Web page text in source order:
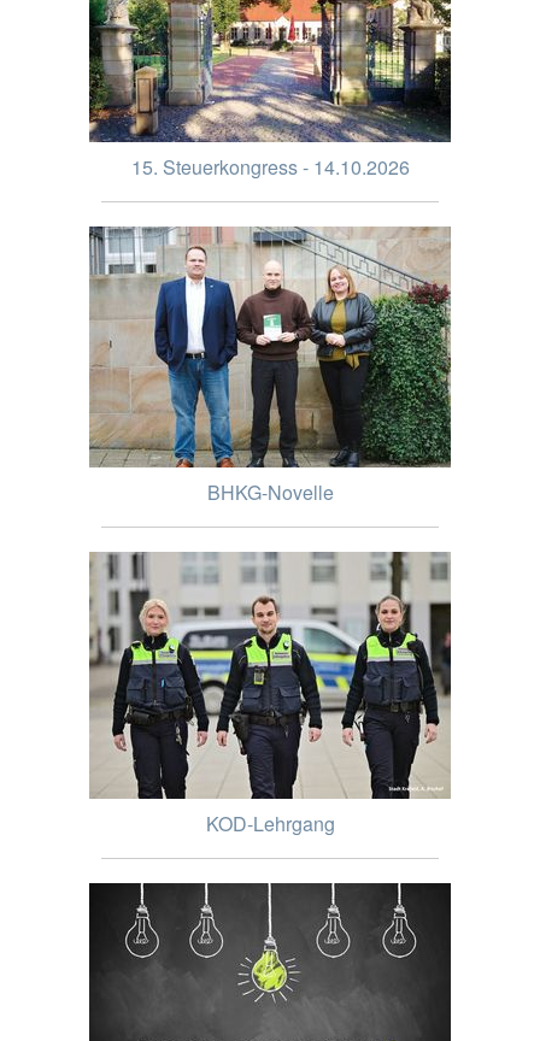
15. Steuerkongress - 14.10.2026
BHKG-Novelle
KOD-Lehrgang